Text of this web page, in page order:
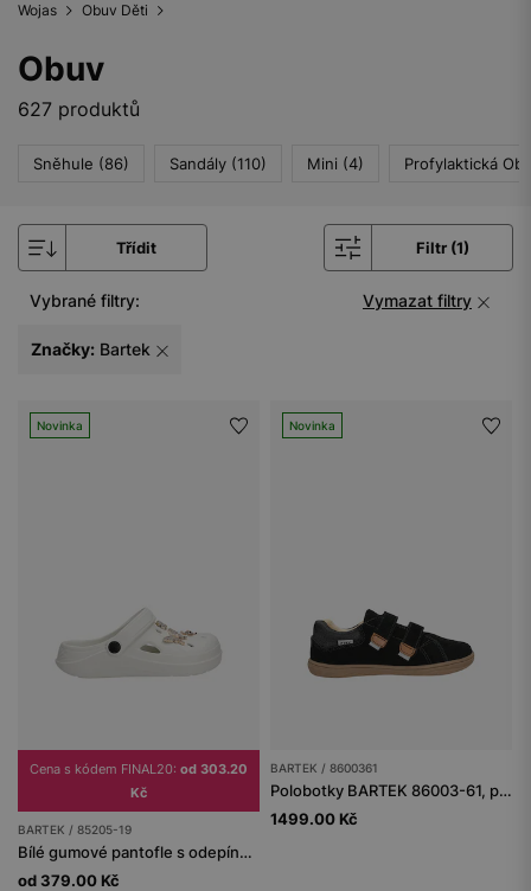
Wojas Obuv Děti
Obuv
627 produktů
Sněhule (86) Sandály (110) Mini (4) Profylaktická
Třídit Filtr (1)
Vybrané filtry: Vymazat filtry
Značky: Bartek
Novinka
Cena s kódem FINAL20: od 303.20
Kč
BARTEK / 85205-19
Bílé gumové pantofle s odepínacími ozdobami
od 379.00 Kč
Novinka
BARTEK / 8600361
Polobotky BARTEK 86003-61, pro chlapce, černo-hnědé
1499.00 Kč